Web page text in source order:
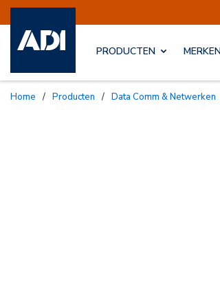
PRODUCTEN
Home / Producten / Data Comm & Netwerken